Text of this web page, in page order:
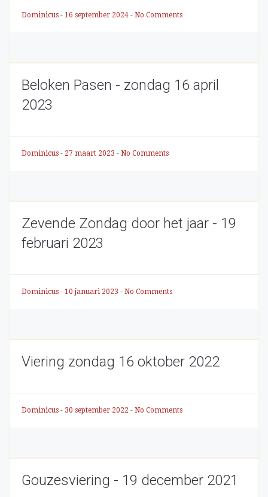
Dominicus - 16 september 2024 - No Comments
Beloken Pasen - zondag 16 april
2023
Dominicus - 27 maart 2023 - No Comments
Zevende Zondag door het jaar - 19
februari 2023
Dominicus - 10 januari 2023 - No Comments
Viering zondag 16 oktober 2022
Dominicus - 30 september 2022 - No Comments
Gouzesviering - 19 december 2021